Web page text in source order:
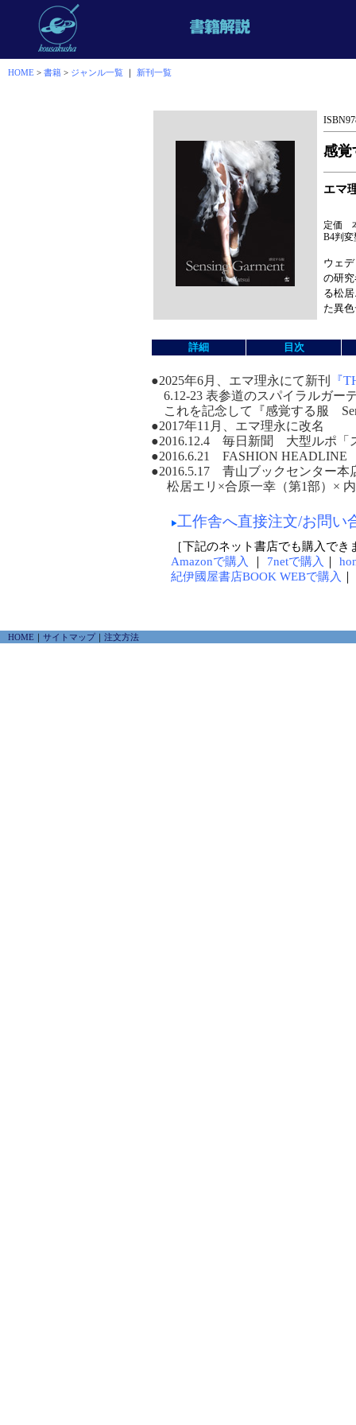
HOME > 書籍 > ジャンル一覧 ｜ 新刊一覧
感覚
エマ
定価
B4判
ウェ
の研
る松
た異
詳細 目次
●2025年6月、エマ理永にて新刊 『
6.12-23 表参道のスパイラルガー
これを記念して『感覚する服
●2017年11月、エマ理永に改名
●2016.12.4 毎日新聞 大型ルポ「
●2016.6.21 FASHION
●2016.5.17 青山ブックセンター
松居エリ×合原一幸（第1部）×
工作舎へ直接注文/お問い
［下記のネット書店でも購入でき
Amazonで購入
7netで購入
紀伊國屋書店BOOK WEBで購入
HOME ｜ サイトマップ｜ 注文方法